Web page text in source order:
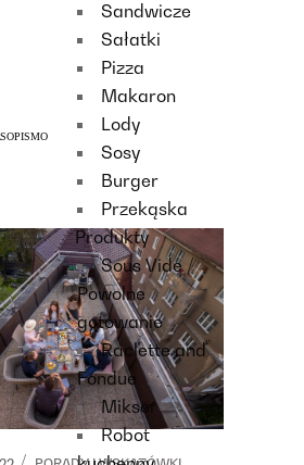
Sandwicze
Sałatki
Pizza
Makaron
Lody
Sosy
Burger
Przekąska
Produkty
Sous Vide /
Powolne
gotowanie
Raclette and
Fondue
Mikser
Robot